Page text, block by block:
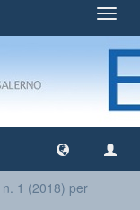
1 (2018) per